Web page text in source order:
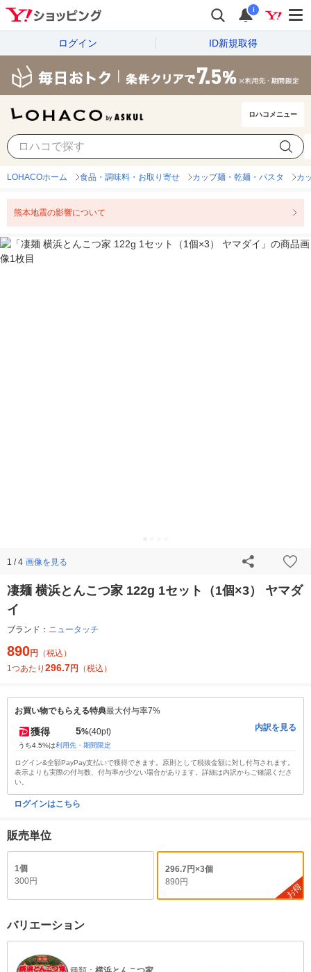
i
ログイン ID新規取得
ロハコメニュー
LOHACOホーム 食品・調味料・お取り寄せ カップ麺・乾麺・パスタ カ
熊本地震の影響について
1 / 4 画像を見る
凄麺 横浜とんこつ家 122g 1セット（1個×3） ヤマダ
イ
ブランド： ニュータッチ
890円
（税込）
1つあたり 296.7円 （税込）
お買い物でもらえる特典最大付与率7%
獲得 5%(40pt)
うち4.5%は利用先・期間限定
内訳を見る
ログイン&全額PayPay支払いで獲得できます。原則として税抜金額に対し付与されます。
表示よりも実際の付与数、付与率が少ない場合があります。詳細は内訳からご確認くださ
い。
ログインはこちら
販売単位
1個
300円
296.7円×3個
890円
お得
バリエーション